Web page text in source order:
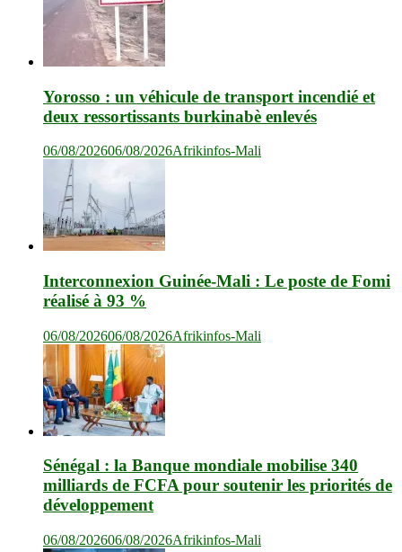
Yorosso : un véhicule de transport incendié et
deux ressortissants burkinabè enlevés
06/08/202606/08/2026Afrikinfos-Mali
Interconnexion Guinée-Mali : Le poste de Fomi
réalisé à 93 %
06/08/202606/08/2026Afrikinfos-Mali
Sénégal : la Banque mondiale mobilise 340
milliards de FCFA pour soutenir les priorités de
développement
06/08/202606/08/2026Afrikinfos-Mali